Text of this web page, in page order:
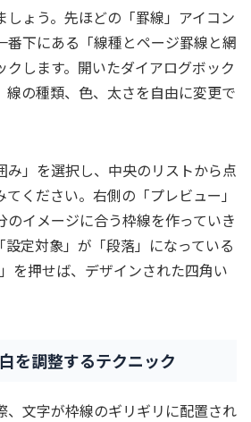
しょう。先ほどの「罫線」アイコン
下にある「線種とページ罫線と網
します。開いたダイアログボック
線の種類、色、太さを自由に変更で
み」を選択し、中央のリストから点
ください。右側の「プレビュー」
のイメージに合う枠線を作っていき
設定対象」が「段落」になっている
を押せば、デザインされた四角い
を調整するテクニック
、文字が枠線のギリギリに配置され